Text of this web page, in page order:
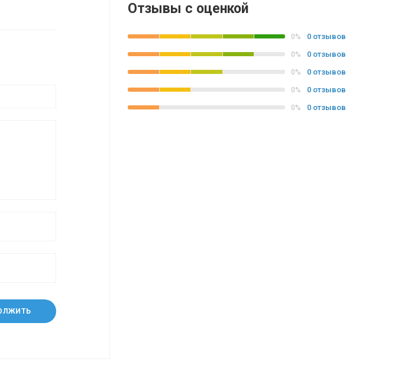
Отзывы с оценкой
0% 0 отзывов
0% 0 отзывов
0% 0 отзывов
0% 0 отзывов
0% 0 отзывов